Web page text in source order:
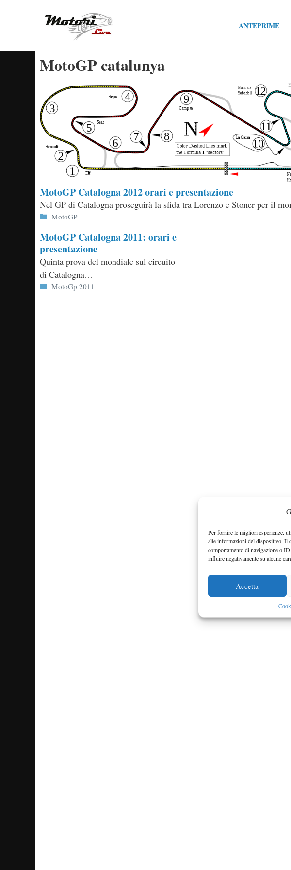
Per fornire le migliori esperienze,
alle informazioni del dispositivo. Il
comportamento di navigazione o
influire negativamente su alcune
Accetta
ANTEPRIME
MotoGP catalunya
MotoGP Catalogna 2012 orari e presentazione
Nel GP di Catalogna proseguirà la sfida tra Lorenzo e Stoner per il
Categorie
MotoGP
MotoGP Catalogna 2011: orari e
presentazione
Quinta prova del mondiale sul circuito
di Catalogna…
Categorie
MotoGp 2011